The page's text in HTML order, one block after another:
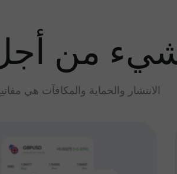
من
الانتشار والحماية والمكافآت هي